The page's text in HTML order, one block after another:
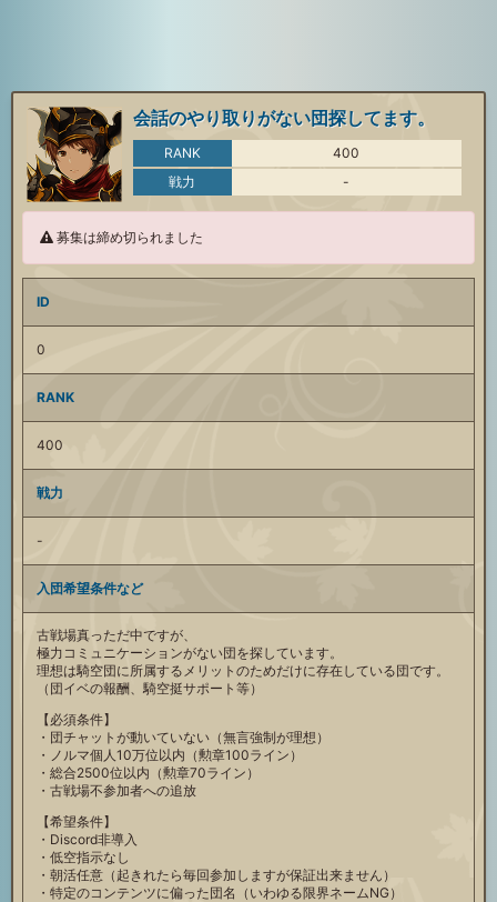
会話のやり取りがない団探してます。
RANK
400
戦力
-
募集は締め切られました
ID
0
RANK
400
戦力
-
入団希望条件など
古戦場真っただ中ですが、
極力コミュニケーションがない団を探しています。
理想は騎空団に所属するメリットのためだけに存在している団です。
（団イベの報酬、騎空挺サポート等）
【必須条件】
・団チャットが動いていない（無言強制が理想）
・ノルマ個人10万位以内（勲章100ライン）
・総合2500位以内（勲章70ライン）
・古戦場不参加者への追放
【希望条件】
・Discord非導入
・低空指示なし
・朝活任意（起きれたら毎回参加しますが保証出来ません）
・特定のコンテンツに偏った団名（いわゆる限界ネームNG）